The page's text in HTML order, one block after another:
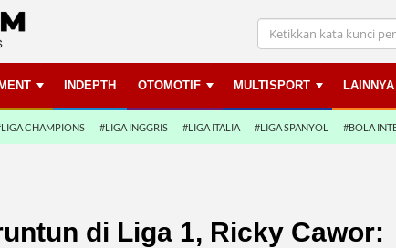
INDEPTH OTOMOTIF MULTISPORT LAINNYA
CHAMPIONS #LIGA INGGRIS #LIGA ITALIA #LIGA SPANYOL #BOLA
di Liga 1, Ricky Cawor: